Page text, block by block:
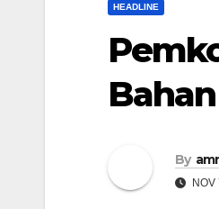
HEADLINE
By
NOV